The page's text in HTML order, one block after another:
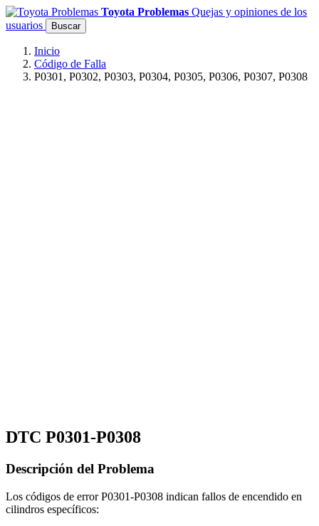
Toyota Problemas Quejas y opiniones de los
usuarios
Buscar
Inicio
Código de Falla
P0301, P0302, P0303, P0304, P0305, P0306, P0307, P0308
DTC P0301-P0308
Descripción del Problema
Los códigos de error P0301-P0308 indican fallos de encendido en
cilindros específicos: